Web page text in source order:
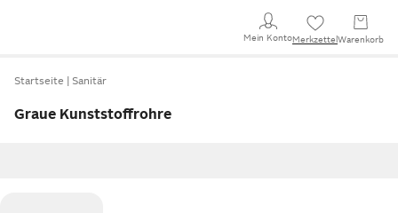
Mein KontoMerkzettel Warenkorb
Startseite Sanitär
Graue Kunststoffrohre